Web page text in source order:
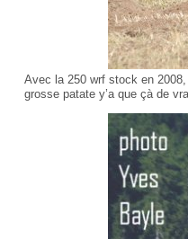
Avec la 250 wrf stock en
grosse patate y’a que çà de